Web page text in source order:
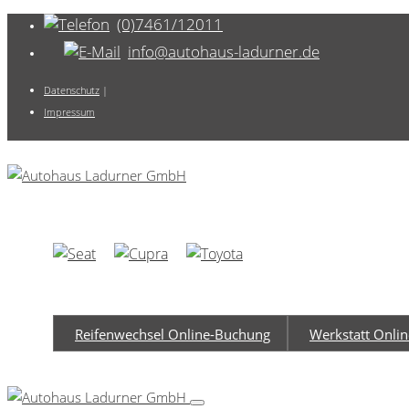
(0)7461/12011
info@autohaus-ladurner.de
Datenschutz |
Impressum
Werkstatt
Reifenwechsel Online-Buchung